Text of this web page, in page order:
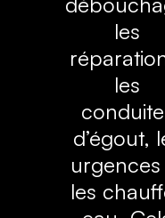
les
les
d’égout,
les